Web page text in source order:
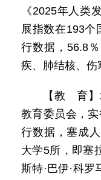
《2025年人类
展指数在193个
行数据，56.8
疾、肺结核、伤
【教 育】
教育委员会，
行数据，塞成
大学5所，即塞
斯特·巴伊·科